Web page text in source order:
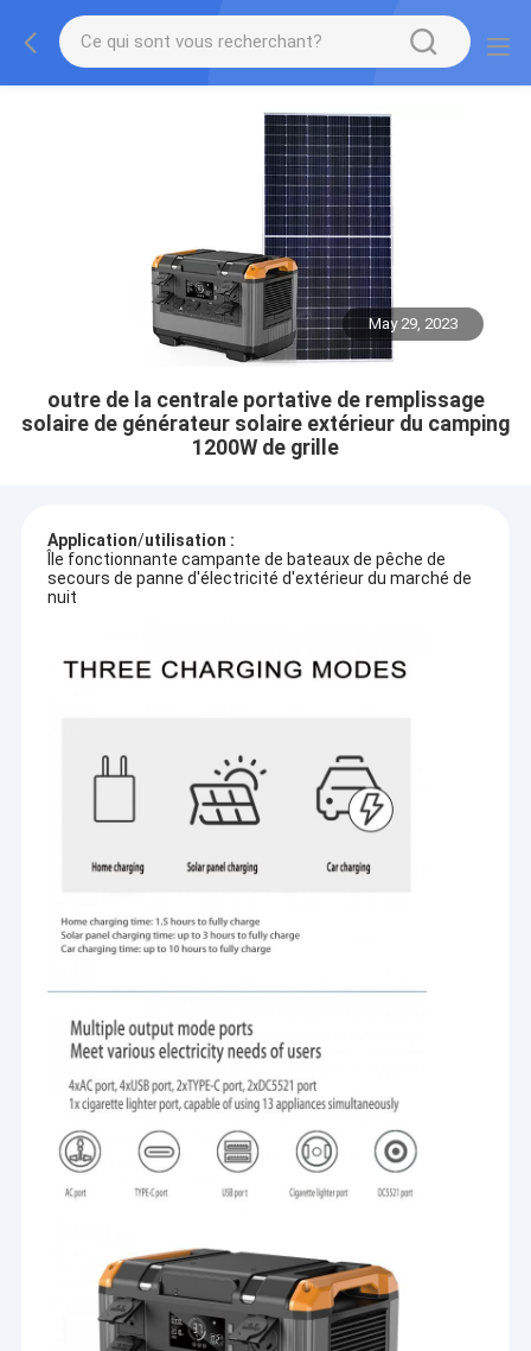
May 29, 2023
outre de la centrale portative de remplissage
solaire de générateur solaire extérieur du camping
1200W de grille
Application/utilisation :
Île fonctionnante campante de bateaux de pêche de
secours de panne d'électricité d'extérieur du marché de
nuit